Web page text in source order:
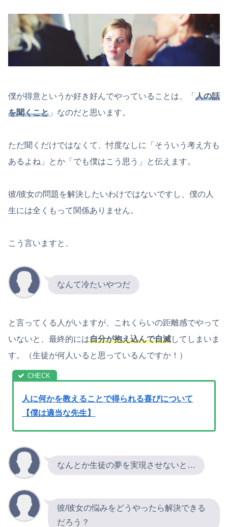
僕が得意というか好き好んでやっていることは、「 人の話
を聞くこと 」なのだと思います。
ただ聞くだけではなくて、忖度なしに「そういう考え方も
あるよね」とか「でも僕はこう思う」と伝えます。
彼/彼女の問題を解決したいわけではないですし、僕の人
生には全くもって関係ありません。
こう言いますと、
なんて冷たいやつだ
と言ってくる人がいますが、これくらいの距離感でやって
いないと、最終的には自分が抱え込んで自滅してしまいま
す。（生徒が何人いると思っているんですか！）
人に何かを教えることで得られる喜びについて
【僕は適当な先生】
なんとか生徒の夢を実現させないと…
彼/彼女の悩みをどうやったら解決できる
だろう？